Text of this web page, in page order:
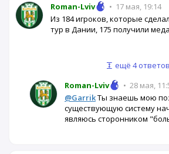
Roman-Lviv • 17 мая, 19:14
Из 184 игроков, которые
тур в Дании, 175 получили
ещё 4 ответов
Roman-Lviv
• 28 мая,
@GarrikТы знаешь мою
существующую систему
являюсь сторонником